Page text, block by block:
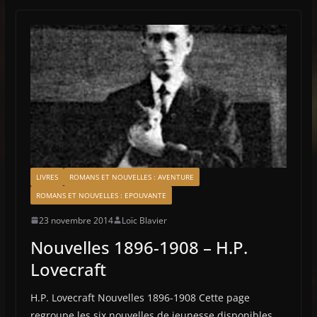
LIVRES
ROMANS ET NOUVELLES : AVENTURE
ROMANS ET NOUVELLES : EPOUVANTE
23 novembre 2014 Loïc Blavier
Nouvelles 1896-1908 – H.P.
Lovecraft
H.P. Lovecraft Nouvelles 1896-1908 Cette page